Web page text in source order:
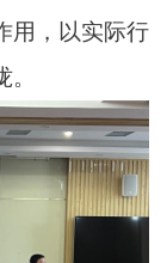
用，以实际行